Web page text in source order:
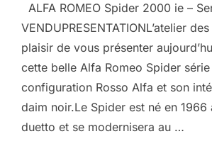
ALFA ROMEO Spider 2000 ie –
VENDUPRESENTATIONL’atelier
plaisir de vous présenter
cette belle Alfa Romeo Spider
configuration Rosso Alfa et son
daim noir.Le Spider est né en
duetto et se modernisera au …